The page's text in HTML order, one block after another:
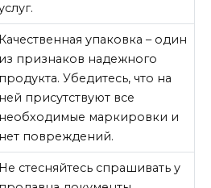
Качественная упаковка – один
из признаков надежного
продукта. Убедитесь, что на
ней присутствуют все
необходимые маркировки и
нет повреждений.
Не стесняйтесь спрашивать у